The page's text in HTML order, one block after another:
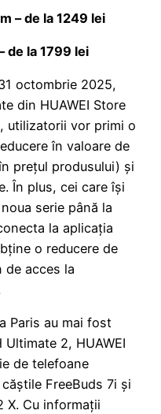
– de la 1249 lei
de la 1799 lei
octombrie 2025,
din HUAWEI Store
utilizatorii vor primi o
în valoare de
prețul produsului) și
În plus, cei care își
serie până la
la aplicația
o reducere de
de acces la
Paris au mai fost
Ultimate 2, HUAWEI
de telefoane
FreeBuds 7i și
X. Cu informații